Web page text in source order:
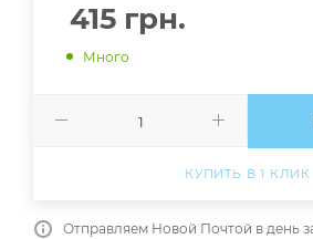
415 грн.
Много
КУПИТЬ В 1 КЛИК
Отправляем Новой Почтой в день